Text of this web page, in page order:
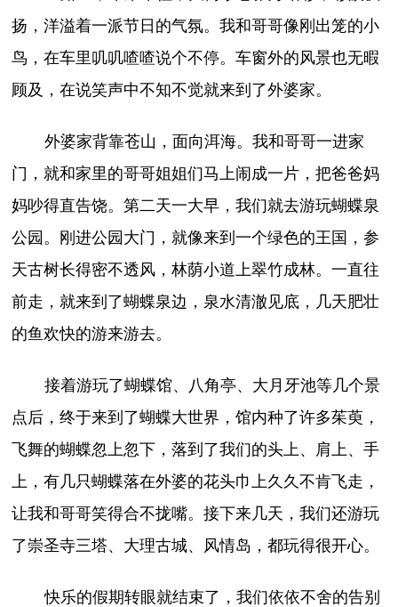
扬，洋溢着一派节日的气氛。我和哥哥像刚出笼的小
鸟，在车里叽叽喳喳说个不停。车窗外的风景也无暇
顾及，在说笑声中不知不觉就来到了外婆家。
外婆家背靠苍山，面向洱海。我和哥哥一进家
门，就和家里的哥哥姐姐们马上闹成一片，把爸爸妈
妈吵得直告饶。第二天一大早，我们就去游玩蝴蝶泉
公园。刚进公园大门，就像来到一个绿色的王国，参
天古树长得密不透风，林荫小道上翠竹成林。一直往
前走，就来到了蝴蝶泉边，泉水清澈见底，几天肥壮
的鱼欢快的游来游去。
接着游玩了蝴蝶馆、八角亭、大月牙池等几个景
点后，终于来到了蝴蝶大世界，馆内种了许多茱萸，
飞舞的蝴蝶忽上忽下，落到了我们的头上、肩上、手
上，有几只蝴蝶落在外婆的花头巾上久久不肯飞走，
让我和哥哥笑得合不拢嘴。接下来几天，我们还游玩
了崇圣寺三塔、大理古城、风情岛，都玩得很开心。
快乐的假期转眼就结束了，我们依依不舍的告别